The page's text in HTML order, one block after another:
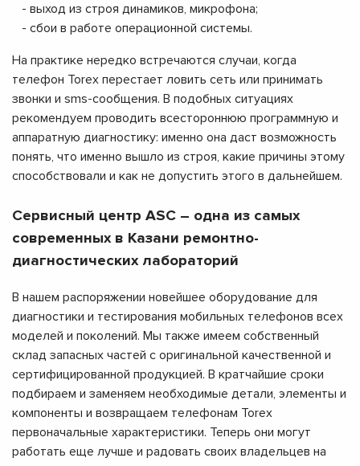
- выход из строя динамиков, микрофона;
- сбои в работе операционной системы.
На практике нередко встречаются случаи, когда
телефон Torex перестает ловить сеть или принимать
звонки и sms-сообщения. В подобных ситуациях
рекомендуем проводить всестороннюю программную и
аппаратную диагностику: именно она даст возможность
понять, что именно вышло из строя, какие причины этому
способствовали и как не допустить этого в дальнейшем.
Сервисный центр ASC – одна из самых
современных в Казани ремонтно-
диагностических лабораторий
В нашем распоряжении новейшее оборудование для
диагностики и тестирования мобильных телефонов всех
моделей и поколений. Мы также имеем собственный
склад запасных частей с оригинальной качественной и
сертифицированной продукцией. В кратчайшие сроки
подбираем и заменяем необходимые детали, элементы и
компоненты и возвращаем телефонам Torex
первоначальные характеристики. Теперь они могут
работать еще лучше и радовать своих владельцев на